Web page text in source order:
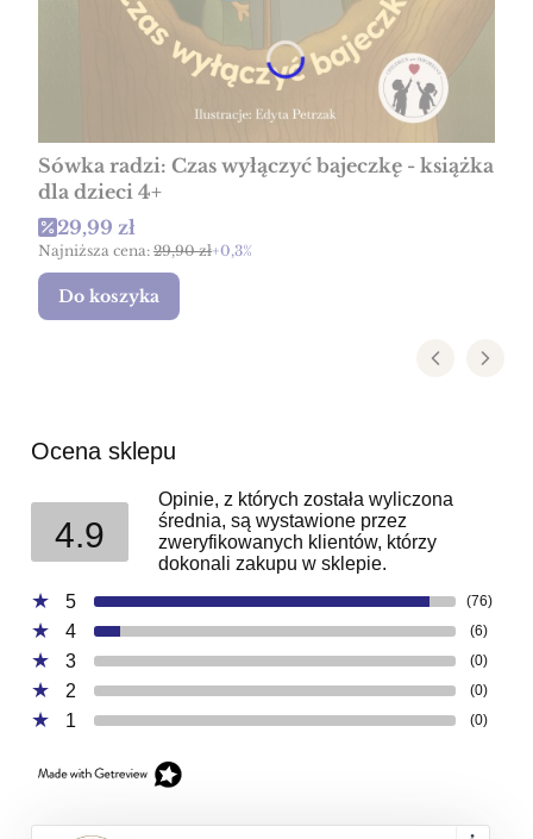
Sówka radzi: Czas wyłączyć bajeczkę - książka
dla dzieci 4+
Cena promocyjna
29,99 zł
Najniższa cena: 29,90 zł+0,3%
Do koszyka
Ocena sklepu
4.9
Opinie, z których została wyliczona
średnia, są wystawione przez
zweryfikowanych klientów, którzy
dokonali zakupu w sklepie.
5
(76)
4 (6)
3 (0)
2 (0)
1 (0)